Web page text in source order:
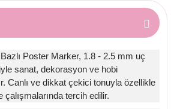
Poster Marker, 1.8 - 2.5 mm uç
sanat, dekorasyon ve hobi
Canlı ve dikkat çekici tonuyla özellikle
tercih edilir.